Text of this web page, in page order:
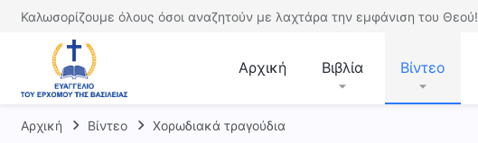
Καλωσορίζουμε όλους όσοι αναζητούν με λαχτάρα την εμφάνιση του Θεού!
Αρχική Βιβλία Βίντεο
Αρχική Βίντεο Χορωδιακά τραγούδια